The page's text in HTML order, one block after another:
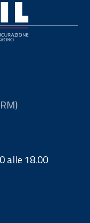
alle 18.00